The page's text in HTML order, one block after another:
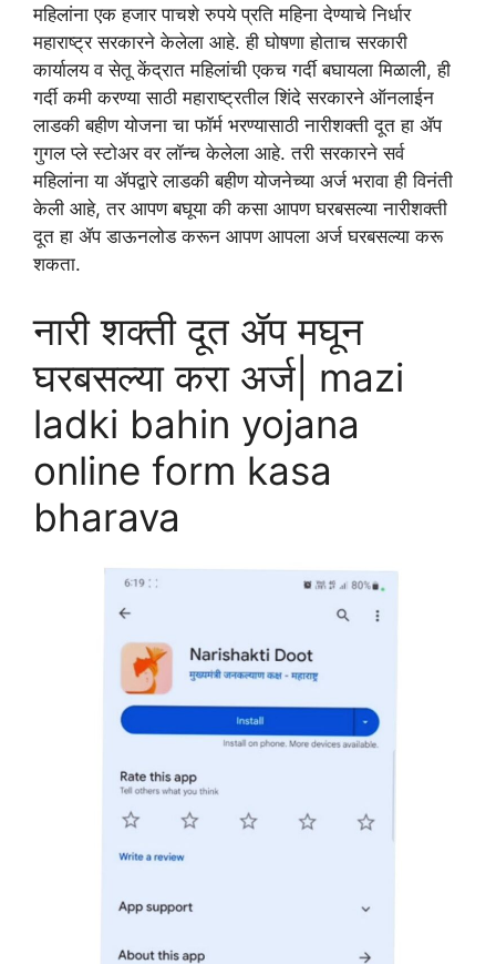
महिलांना एक हजार पाचशे रुपये प्रति महिना देण्याचे निर्धार
महाराष्ट्र सरकारने केलेला आहे. ही घोषणा होताच सरकारी
कार्यालय व सेतू केंद्रात महिलांची एकच गर्दी बघायला मिळाली, ही
गर्दी कमी करण्या साठी महाराष्ट्रतील शिंदे सरकारने ऑनलाईन
लाडकी बहीण योजना चा फॉर्म भरण्यासाठी नारीशक्ती दूत हा ॲप
गुगल प्ले स्टोअर वर लॉन्च केलेला आहे. तरी सरकारने सर्व
महिलांना या ॲपद्वारे लाडकी बहीण योजनेच्या अर्ज भरावा ही विनंती
केली आहे, तर आपण बघूया की कसा आपण घरबसल्या नारीशक्ती
दूत हा ॲप डाऊनलोड करून आपण आपला अर्ज घरबसल्या करू
शकता.
नारी शक्ती दूत ॲप मघून
घरबसल्या करा अर्ज| mazi
ladki bahin yojana
online form kasa
bharava